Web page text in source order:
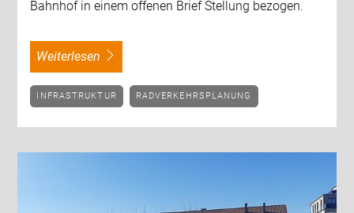
Bahnhof in einem offenen Brief Stellung bezogen.
weiterlesen
INFRASTRUKTUR RADVERKEHRSPLANUNG